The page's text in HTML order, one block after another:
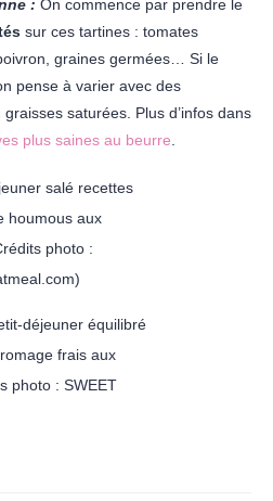
: On commence par prendre le
sur ces tartines : tomates
graines germées… Si le
pense à varier avec des
saturées. Plus d’infos dans
plus saines au beurre
houmous aux
photo :
frais aux
photo : SWEET